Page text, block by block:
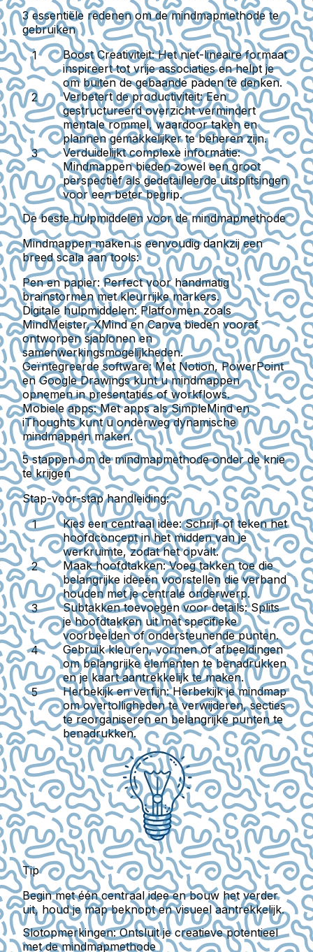
3 essentiële redenen om de mindmapmethode te
gebruiken
Boost Creativiteit:Het niet-lineaire formaat
inspireert tot vrije associaties en helpt je
om buiten de gebaande paden te denken.
Verbetert de productiviteit:Een
gestructureerd overzicht vermindert
mentale rommel, waardoor taken en
plannen gemakkelijker te beheren zijn.
Verduidelijkt complexe informatie:
Mindmappen bieden zowel een groot
perspectief als gedetailleerde uitsplitsingen
voor een beter begrip.
De beste hulpmiddelen voor de mindmapmethode
Mindmappen maken is eenvoudig dankzij een
breed scala aan tools:
Pen en papier: Perfect voor handmatig
brainstormen met kleurrijke markers.
Digitale hulpmiddelen:Platformen zoals
MindMeister, XMind en Canva bieden vooraf
ontworpen sjablonen en
samenwerkingsmogelijkheden.
Geïntegreerde software:Met Notion, PowerPoint
en Google Drawings kunt u mindmappen
opnemen in presentaties of workflows.
Mobiele apps:Met apps als SimpleMind en
iThoughts kunt u onderweg dynamische
mindmappen maken.
5 stappen om de mindmapmethode onder de knie
te krijgen
Stap-voor-stap handleiding:
Kies een centraal idee:Schrijf of teken het
hoofdconcept in het midden van je
werkruimte, zodat het opvalt.
Maak hoofdtakken:Voeg takken toe die
belangrijke ideeën voorstellen die verband
houden met je centrale onderwerp.
Subtakken toevoegen voor details:Splits
je hoofdtakken uit met specifieke
voorbeelden of ondersteunende punten.
Gebruik kleuren, vormen of afbeeldingen
om belangrijke elementen te benadrukken
en je kaart aantrekkelijk te maken.
Herbekijk en verfijn:Herbekijk je mindmap
om overtolligheden te verwijderen, secties
te reorganiseren en belangrijke punten te
benadrukken.
Tip
Begin met één centraal idee en bouw het verder
uit, houd je map beknopt en visueel aantrekkelijk.
Slotopmerkingen: Ontsluit je creatieve potentieel
met de mindmapmethode